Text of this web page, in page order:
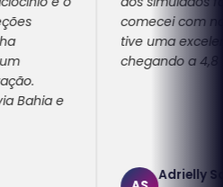
comecei com notas não
tive uma excelente
chegando a 4,8 na peça
Adrielly Sales